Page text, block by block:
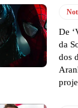
De
da
dos